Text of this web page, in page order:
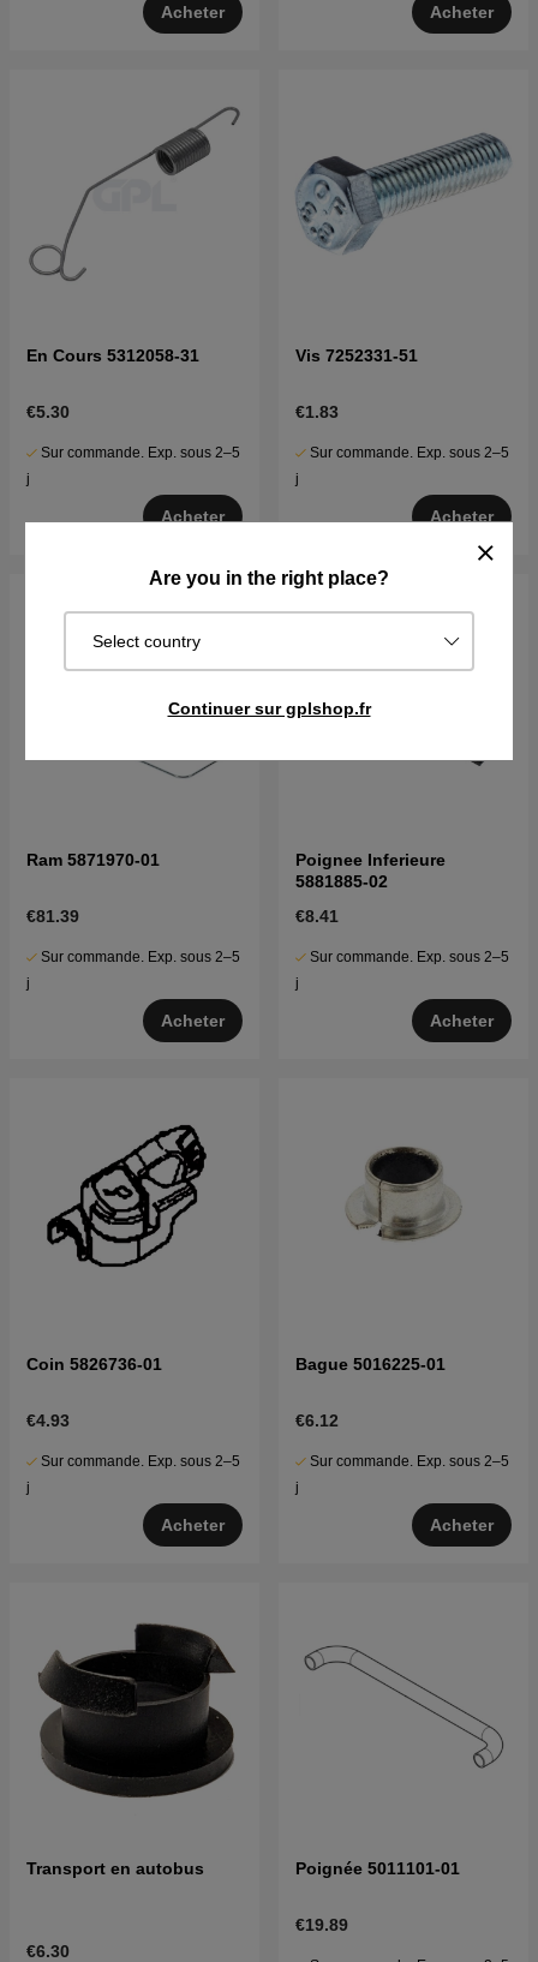
Are you in the right place?
Select country
Continuer sur gplshop.fr
Acheter Acheter
En Cours 5312058-31
€5.30
Sur commande. Exp. sous 2–5
j
Acheter
Vis 7252331-51
€1.83
Sur commande. Exp. sous 2–5
j
Acheter
Ram 5871970-01
€81.39
Sur commande. Exp. sous 2–5
j
Acheter
Poignee Inferieure
5881885-02
€8.41
Sur commande. Exp. sous 2–5
j
Acheter
Coin 5826736-01
€4.93
Sur commande. Exp. sous 2–5
j
Acheter
Bague 5016225-01
€6.12
Sur commande. Exp. sous 2–5
j
Acheter
Transport en autobus
€6.30
Poignée 5011101-01
€19.89